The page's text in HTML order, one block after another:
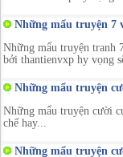
Những mẩu truyện 7
Những mẩu truyện tranh
bởi thantienvxp hy vọng
Những mẩu truyện
Những mẩu truyện cười
chế hay...
Những mẩu truyện